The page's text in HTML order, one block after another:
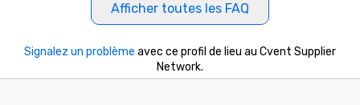
Afficher toutes les FAQ
Signalez un problème avec ce profil de lieu au Cvent Supplier
Network.